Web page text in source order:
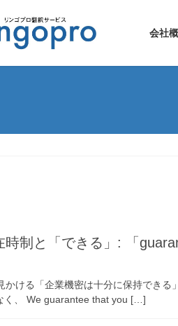
会社
時制と「できる」: 「
かける「企業機密は十分に保持でき
く、 We guarantee that you […]